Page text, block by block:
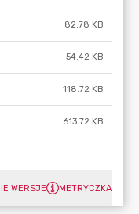
82.78 KB
54.42 KB
118.72 KB
613.72 KB
WERSJE METRYCZKA